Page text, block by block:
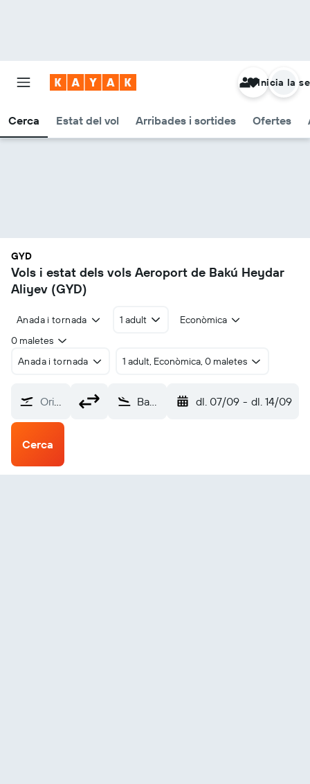
Cerca Estat del vol Arribades i sortides Ofertes
Inicia la
GYD
Vols i estat dels vols Aeroport de Bakú Heydar
Aliyev (GYD)
Anada i tornada 1 adult
Econòmica
0 maletes
Anada i tornada
1 adult, Econòmica, 0 maletes
Origen? Bakú Heydar Aliyev (GYD) dl. 07/09 - dl. 14/09
Cerca